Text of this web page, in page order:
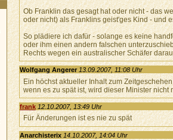
Ob Franklin das gesagt hat oder nicht - das
oder nicht) als Franklins geist'ges Kind - und
So plädiere ich dafür - solange es keine
oder ihm einen andern falschen
Rechts wegen ein australischer Schäfer
Wolfgang Angerer 13.09.2007, 11:08 Uhr
Ein höchst aktueller Inhalt zum
wenn es zu spät ist, wird dieser Minister nicht
frank 12.10.2007, 13:49 Uhr
Für Änderungen ist es nie zu spät
Anarchisterix 14.10.2007, 14:04 Uhr